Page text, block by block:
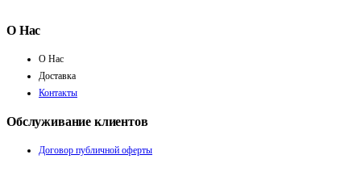
О Нас
О Нас
Доставка
Контакты
Обслуживание клиентов
Договор публичной оферты